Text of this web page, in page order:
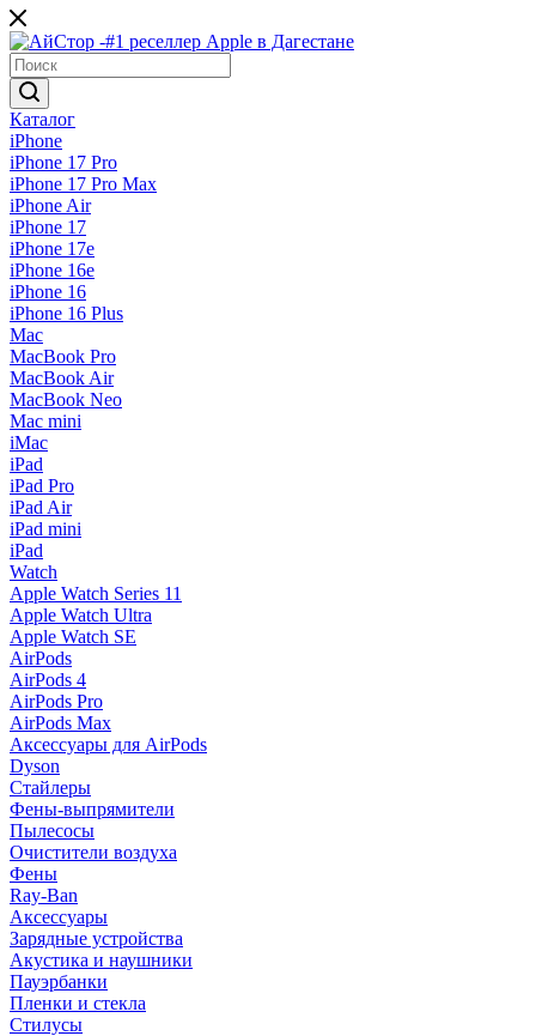
Каталог
iPhone
iPhone 17 Pro
iPhone 17 Pro Max
iPhone Air
iPhone 17
iPhone 17e
iPhone 16e
iPhone 16
iPhone 16 Plus
Mac
MacBook Pro
MacBook Air
MacBook Neo
Mac mini
iMac
iPad
iPad Pro
iPad Air
iPad mini
iPad
Watch
Apple Watch Series 11
Apple Watch Ultra
Apple Watch SE
AirPods
AirPods 4
AirPods Pro
AirPods Max
Аксессуары для AirPods
Dyson
Стайлеры
Фены-выпрямители
Пылесосы
Очистители воздуха
Фены
Ray-Ban
Аксессуары
Зарядные устройства
Акустика и наушники
Пауэрбанки
Пленки и стекла
Стилусы